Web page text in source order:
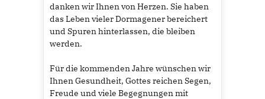
danken wir Ihnen von Herzen. Sie haben
das Leben vieler Dormagener bereichert
und Spuren hinterlassen, die bleiben
werden.
Für die kommenden Jahre wünschen wir
Ihnen Gesundheit, Gottes reichen Segen,
Freude und viele Begegnungen mit